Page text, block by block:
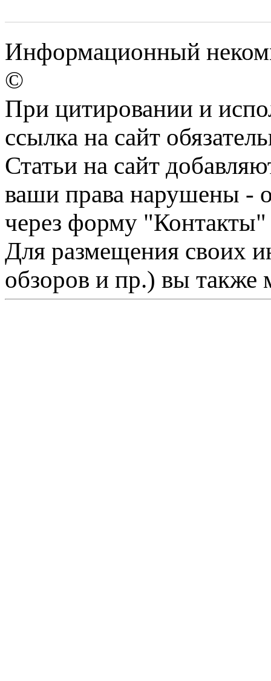
Информационный
©
При цитировании и
ссылка на сайт
Статьи на сайт
ваши права нарушены -
через форму "Контакты"
Для размещения своих
обзоров и пр.) вы также